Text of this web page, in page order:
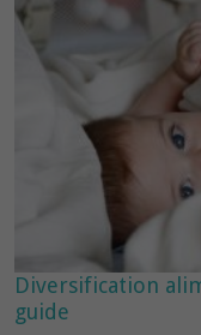
Diversification
guide